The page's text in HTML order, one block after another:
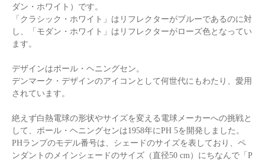
ダン・ホワイト）です。
「クラシック・ホワイト」はリフレクターがブルーであるのに対
し、「モダン・ホワイト」はリフレクターがローズ色となってい
ます。
デザインはポール・ヘニングセン。
デンマーク・デザインのアイコンとして何世代にもわたり、愛用
されています。
絶えず白熱電球の形状やサイズを変える電球メーカーへの挑戦と
して、ポール・ヘニングセンは1958年にPH 5を開発しました。
PHランプのモデル番号は、シェードのサイズを表しており、ペ
ンダントのメインシェードのサイズ（直径50 cm）にちなんで「P